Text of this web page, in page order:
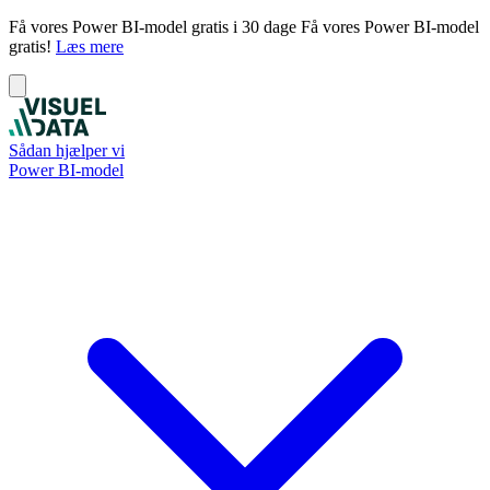
Få vores Power BI-model gratis i 30 dage Få vores Power BI-model
gratis! Læs mere
Sådan hjælper vi
Power BI-model